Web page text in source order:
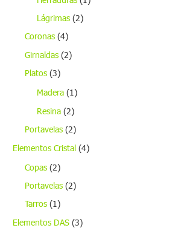
Lágrimas (2)
Coronas (4)
Girnaldas (2)
Platos (3)
Madera (1)
Resina (2)
Portavelas (2)
Elementos Cristal (4)
Copas (2)
Portavelas (2)
Tarros (1)
Elementos DAS (3)